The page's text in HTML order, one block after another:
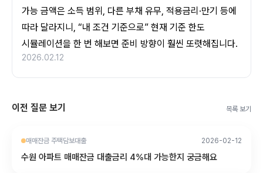
가능 금액은 소득 범위, 다른 부채 유무, 적용금리·만기 등에
따라 달라지니, “내 조건 기준으로” 현재 기준 한도
시뮬레이션을 한 번 해보면 준비 방향이 훨씬 또렷해집니다.
2026.02.12
이전 질문 보기 목록 보기
매매잔금 주택담보대출 2026-02-12
수원 아파트 매매잔금 대출금리 4%대 가능한지 궁금해요